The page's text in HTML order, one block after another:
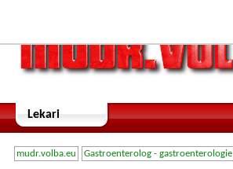
Lekari
mudr.volba.eu Gastroenterolog - gastroenterologie